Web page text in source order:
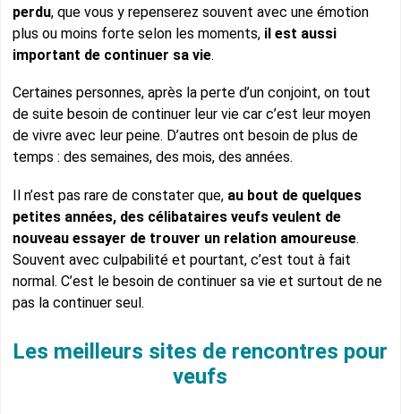
perdu, que vous y repenserez souvent avec une émotion
plus ou moins forte selon les moments, il est aussi
important de continuer sa vie.
Certaines personnes, après la perte d’un conjoint, on tout
de suite besoin de continuer leur vie car c’est leur moyen
de vivre avec leur peine. D’autres ont besoin de plus de
temps : des semaines, des mois, des années.
Il n’est pas rare de constater que, au bout de quelques
petites années, des célibataires veufs veulent de
nouveau essayer de trouver un relation amoureuse.
Souvent avec culpabilité et pourtant, c’est tout à fait
normal. C’est le besoin de continuer sa vie et surtout de ne
pas la continuer seul.
Les meilleurs sites de rencontres pour
veufs